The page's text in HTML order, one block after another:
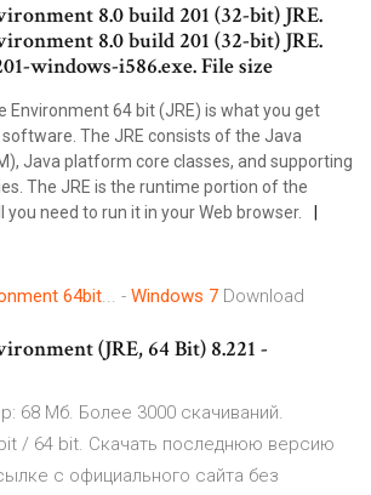
8.0 build 201 (32-bit) JRE.
8.0 build 201 (32-bit) JRE.
windows-i586.exe. File size
Environment 64 bit (JRE) is what you get
The JRE consists of the Java
Java platform core classes, and supporting
The JRE is the runtime portion of the
need to run it in your Web browser.
64bit... - Windows 7 Download
(JRE, 64 Bit) 8.221 -
68 Мб. Более 3000 скачиваний.
/ 64 bit. Скачать последнюю версию
с официального сайта без